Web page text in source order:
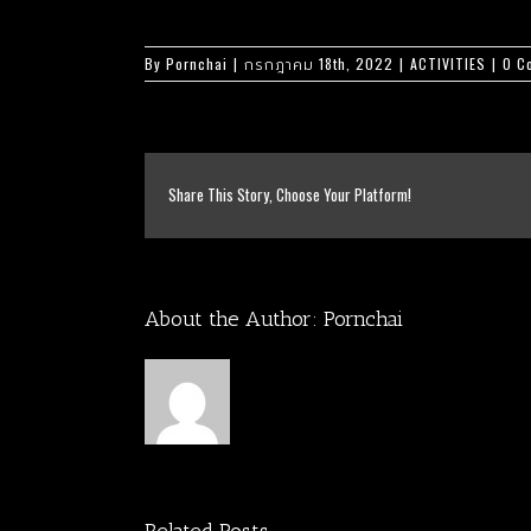
By Pornchai | กรกฎาคม 18th, 2022 | ACTIVITIES | 0
Share This Story, Choose Your Platform!
About the Author: Pornchai